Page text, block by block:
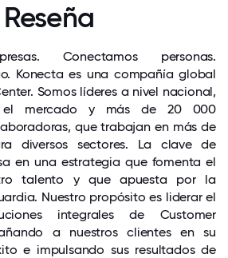
Reseña
Conectamos personas.
Konecta es una compañía global
Somos líderes a nivel nacional,
mercado y más de 20 000
que trabajan en más de
diversos sectores. La clave de
en una estrategia que fomenta el
talento y que apuesta por la
Nuestro propósito es liderar el
integrales de Customer
a nuestros clientes en su
e impulsando sus resultados de